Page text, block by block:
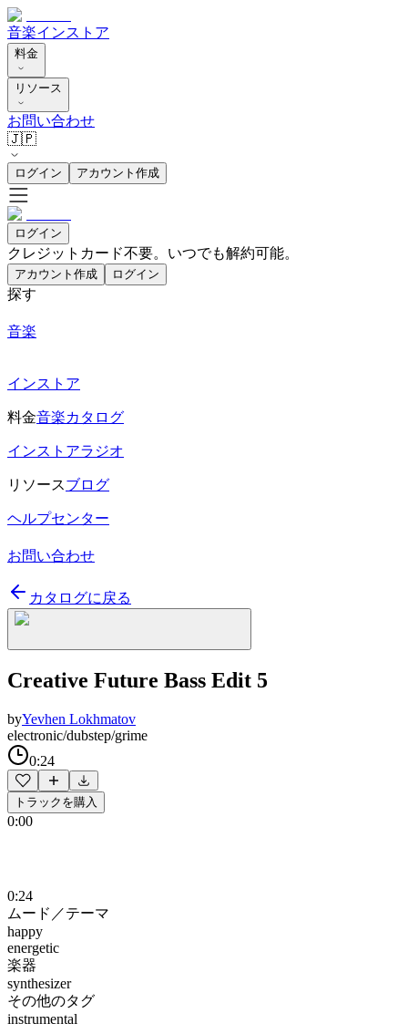
音楽インストア
料金
リソース
お問い合わせ
🇯🇵
ログイン アカウント作成
ログイン
クレジットカード不要。いつでも解約可能。
アカウント作成 ログイン
探す
音楽
インストア
料金音楽カタログ
インストアラジオ
リソースブログ
ヘルプセンター
お問い合わせ
カタログに戻る
Creative Future Bass Edit 5
byYevhen Lokhmatov
electronic/dubstep/grime
0:24
トラックを購入
0:00
0:24
ムード／テーマ
happy
energetic
楽器
synthesizer
その他のタグ
instrumental